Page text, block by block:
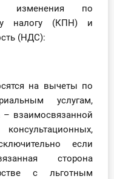
изменения по
налогу (КПН) и
(НДС):
на вычеты по
услугам,
– взаимосвязанной
если
сторона
с льготным